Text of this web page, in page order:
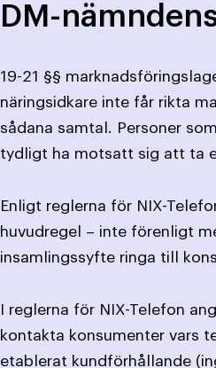
DM-
19-21 §§
näringsidkare inte får rikta
sådana samtal. Personer
tydligt ha motsatt sig att ta
Enligt reglerna för NIX-
huvudregel – inte förenligt
insamlingssyfte ringa till
I reglerna för NIX-Telefon
kontakta konsumenter vars
etablerat kundförhållande